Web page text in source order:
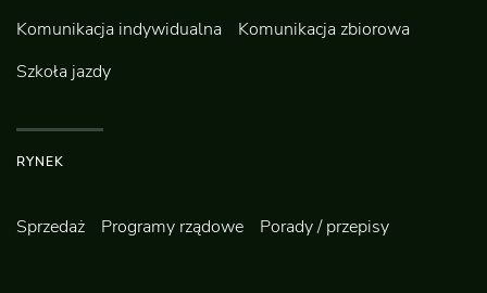
Komunikacja indywidualna
Komunikacja zbiorowa
Szkoła jazdy
RYNEK
Sprzedaż Programy rządowe Porady / przepisy